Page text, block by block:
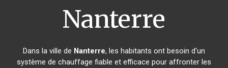
Nanterre
Dans la ville de Nanterre, les habitants ont besoin d'un
système de chauffage fiable et efficace pour affronter les